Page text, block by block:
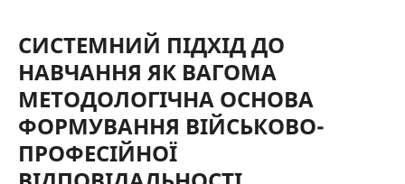
СИСТЕМНИЙ ПІДХІД ДО
НАВЧАННЯ ЯК ВАГОМА
МЕТОДОЛОГІЧНА ОСНОВА
ФОРМУВАННЯ ВІЙСЬКОВО-
ПРОФЕСІЙНОЇ